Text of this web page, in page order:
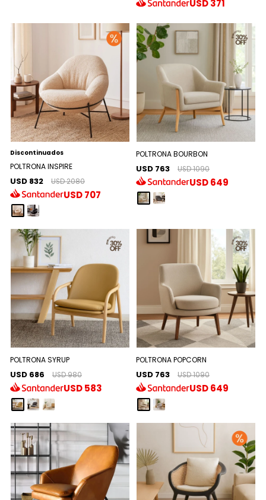
USD371
Discontinuados
POLTRONA INSPIRE
USD 832 USD 2080
USD707
POLTRONA BOURBON
USD 763 USD 1090
USD649
POLTRONA SYRUP
USD 686 USD 980
USD583
POLTRONA POPCORN
USD 763 USD 1090
USD649